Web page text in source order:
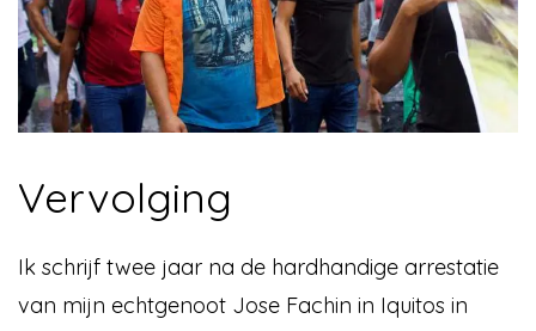
Vervolging
Ik schrijf twee jaar na de hardhandige arrestatie
van mijn echtgenoot Jose Fachin in Iquitos in